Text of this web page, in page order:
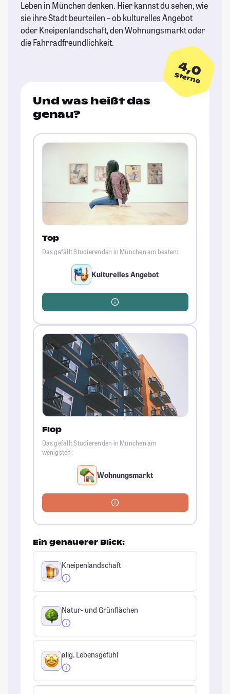
Leben in München denken. Hier kannst du sehen, wie
sie ihre Stadt beurteilen – ob kulturelles Angebot
oder Kneipenlandschaft, den Wohnungsmarkt oder
die Fahrradfreundlichkeit.
4,0
Sterne
Und was heißt das
genau?
Top
Das gefällt Studierenden in München am besten:
Kulturelles Angebot
Flop
Das gefällt Studierenden in München am
wenigsten:
Wohnungsmarkt
Ein genauerer Blick:
Kneipenlandschaft
Natur- und Grünflächen
allg. Lebensgefühl